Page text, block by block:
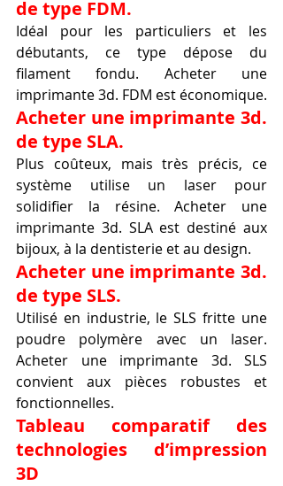
de type FDM.
Idéal pour les particuliers et les
débutants, ce type dépose du
filament fondu. Acheter une
imprimante 3d. FDM est économique.
Acheter une imprimante 3d.
de type SLA.
Plus coûteux, mais très précis, ce
système utilise un laser pour
solidifier la résine. Acheter une
imprimante 3d. SLA est destiné aux
bijoux, à la dentisterie et au design.
Acheter une imprimante 3d.
de type SLS.
Utilisé en industrie, le SLS fritte une
poudre polymère avec un laser.
Acheter une imprimante 3d. SLS
convient aux pièces robustes et
fonctionnelles.
Tableau comparatif des
technologies d’impression
3D